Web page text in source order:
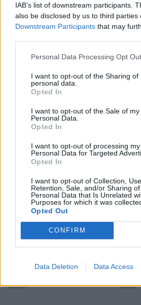
IAB’s list of downstream participants.
also be disclosed by us to third parties
Downstream Participants that may
Personal Data Processing Opt
I want to opt-out of the Sharing of
personal data.
Opted In
I want to opt-out of the Sale of my
Personal Data.
Opted In
I want to opt-out of processing my
Personal Data for Targeted
Opted In
I want to opt-out of Collection, Use,
Retention, Sale, and/or Sharing
Personal Data that Is Unrelated
Purposes for which it was
Opted Out
CONFIRM
Data Deletion Data Access
MEGTEKINTEM
FESTMÉNY, GRAFIKA
13. tétel:
feLugossy László
(1947): Cím nélkül, 1996
papír, tempera, tus, jjl., 29,5 x
41 cm
Kikiáltási ár:22 000Ft
Aukció:
grafika, műtárgy
18:00
14.
18:00